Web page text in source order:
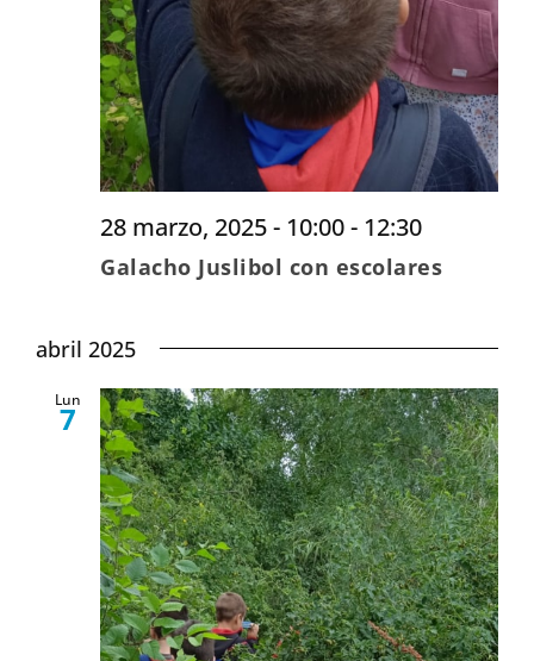
28 marzo, 2025 - 10:00- 12:30
Galacho Juslibol con escolares
abril 2025
Lun
7